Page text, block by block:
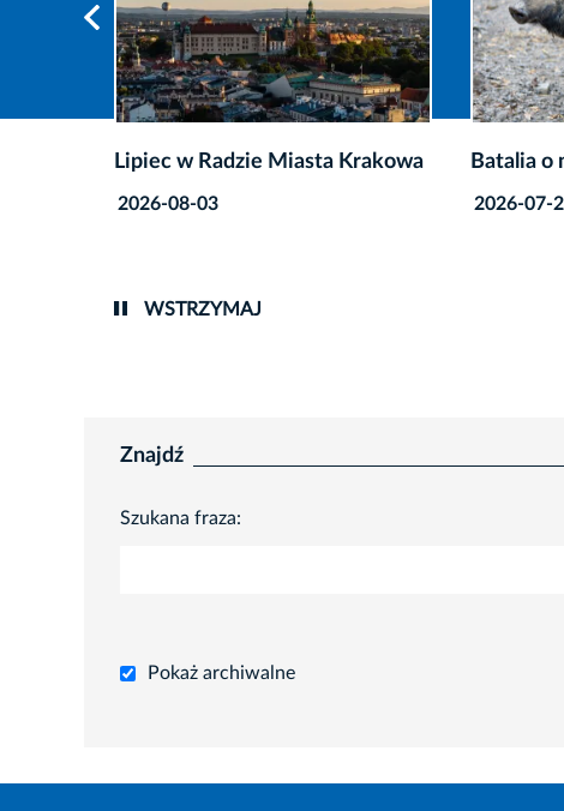
Batalia o miasto bez dzików trwa
2026-07-29
Nazwa
WSTRZYMAJ
Znajdź
Szukana fraza:
Pokaż archiwalne